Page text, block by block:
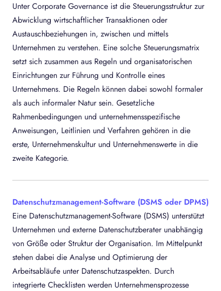
Unter Corporate Governance ist die Steuerungsstruktur zur
Abwicklung wirtschaftlicher Transaktionen oder
Austauschbeziehungen in, zwischen und mittels
Unternehmen zu verstehen. Eine solche Steuerungsmatrix
setzt sich zusammen aus Regeln und organisatorischen
Einrichtungen zur Führung und Kontrolle eines
Unternehmens. Die Regeln können dabei sowohl formaler
als auch informaler Natur sein. Gesetzliche
Rahmenbedingungen und unternehmensspezifische
Anweisungen, Leitlinien und Verfahren gehören in die
erste, Unternehmenskultur und Unternehmenswerte in die
zweite Kategorie.
Datenschutzmanagement-Software (DSMS oder DPMS)
Eine Datenschutzmanagement-Software (DSMS) unterstützt
Unternehmen und externe Datenschutzberater unabhängig
von Größe oder Struktur der Organisation. Im Mittelpunkt
stehen dabei die Analyse und Optimierung der
Arbeitsabläufe unter Datenschutzaspekten. Durch
integrierte Checklisten werden Unternehmensprozesse